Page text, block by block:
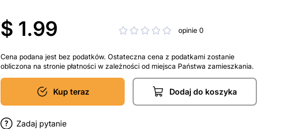
$ 1.99 opinie 0
Cena podana jest bez podatków. Ostateczna cena z podatkami zostanie
obliczona na stronie płatności w zależności od miejsca Państwa zamieszkania.
Kup teraz Dodaj do koszyka
Zadaj pytanie